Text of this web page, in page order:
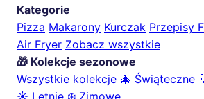
Kategorie
Pizza Makarony Kurczak Przepisy
Air Fryer Zobacz wszystkie
🎁 Kolekcje sezonowe
Wszystkie kolekcje 🎄 Świąteczne
☀️ Letnie ❄️ Zimowe